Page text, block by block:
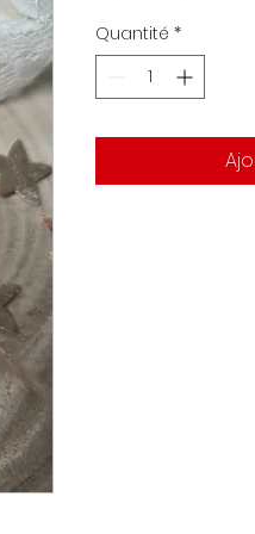
Quantité *